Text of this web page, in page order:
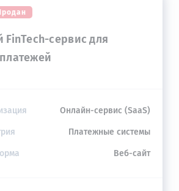
сервис для
Онлайн-сервис (SaaS)
Платежные системы
Веб-сайт